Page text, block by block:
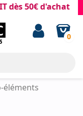
50€ d'achat
0
éléments